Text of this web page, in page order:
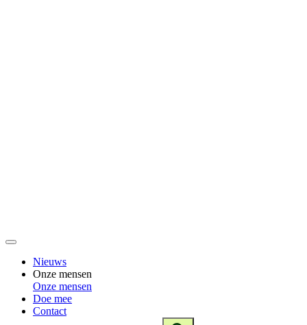
Nieuws
Onze mensen
Onze mensen
Doe mee
Contact